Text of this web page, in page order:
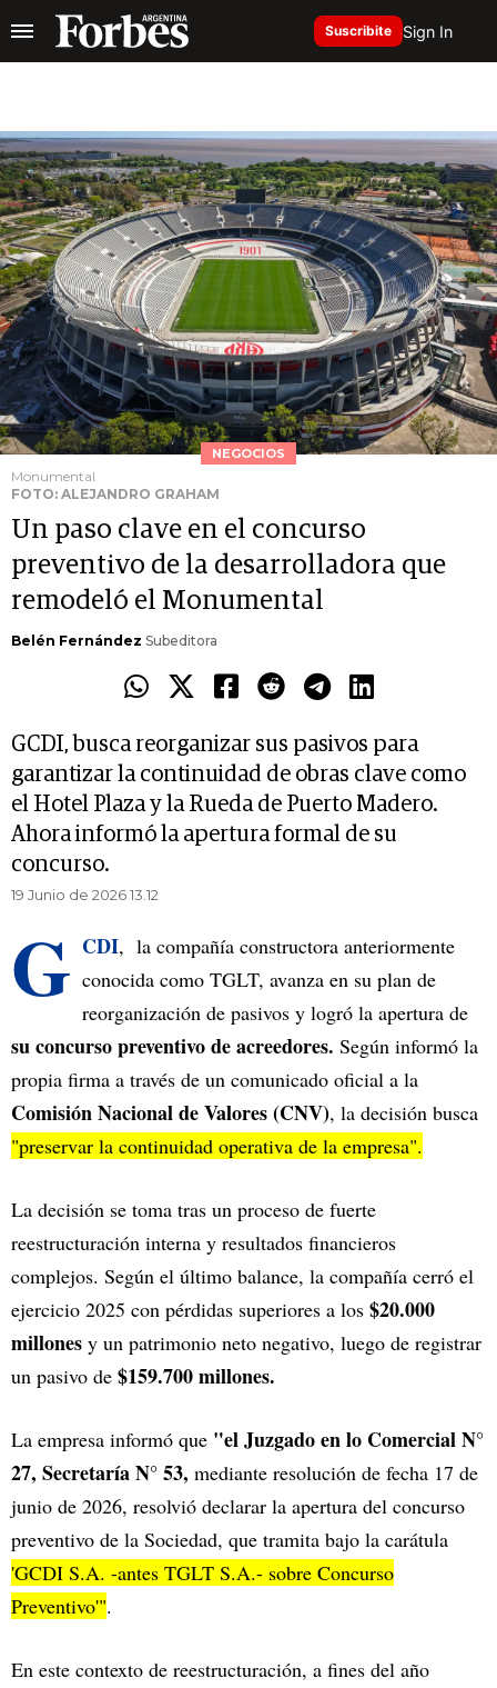
Suscribite Sign In
NEGOCIOS
Monumental
FOTO: ALEJANDRO GRAHAM
Un paso clave en el concurso
preventivo de la desarrolladora que
remodeló el Monumental
Belén Fernández Subeditora
GCDI, busca reorganizar sus pasivos para
garantizar la continuidad de obras clave como
el Hotel Plaza y la Rueda de Puerto Madero.
Ahora informó la apertura formal de su
concurso.
19 Junio de 2026 13.12
G CDI, la compañía constructora anteriormente
conocida como TGLT, avanza en su plan de
reorganización de pasivos y logró la apertura de
su concurso preventivo de acreedores. Según informó la
propia firma a través de un comunicado oficial a la
Comisión Nacional de Valores (CNV), la decisión busca
"preservar la continuidad operativa de la empresa".
La decisión se toma tras un proceso de fuerte
reestructuración interna y resultados financieros
complejos. Según el último balance, la compañía cerró el
ejercicio 2025 con pérdidas superiores a los $20.000
millones y un patrimonio neto negativo, luego de registrar
un pasivo de $159.700 millones.
La empresa informó que "el Juzgado en lo Comercial N°
27, Secretaría N° 53, mediante resolución de fecha 17 de
junio de 2026, resolvió declarar la apertura del concurso
preventivo de la Sociedad, que tramita bajo la carátula
'GCDI S.A. -antes TGLT S.A.- sobre Concurso
Preventivo'".
En este contexto de reestructuración, a fines del año